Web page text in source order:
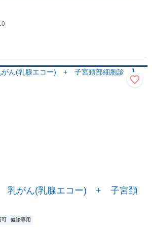
乳がん(乳腺エコー) + 子宮頚
健診専用